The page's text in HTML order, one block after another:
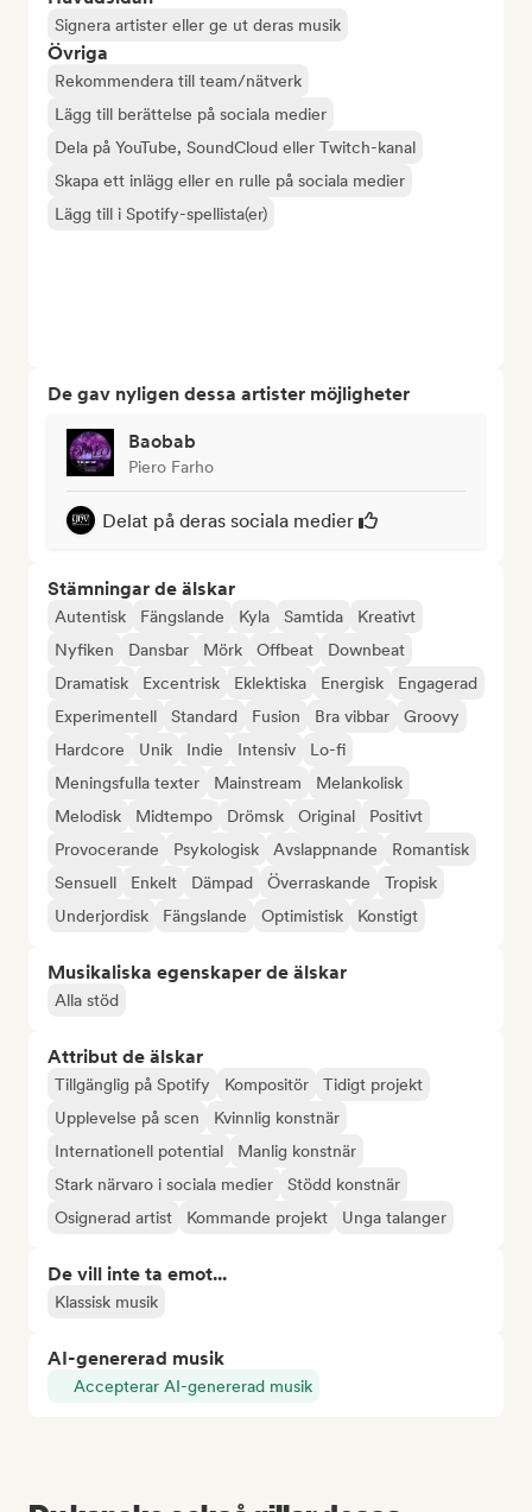
Signera artister eller ge ut deras musik
Övriga
Rekommendera till team/nätverk
Lägg till berättelse på sociala medier
Dela på YouTube, SoundCloud eller Twitch-kanal
Skapa ett inlägg eller en rulle på sociala medier
Lägg till i Spotify-spellista(er)
De gav nyligen dessa artister möjligheter
Baobab
Piero Farho
Delat på deras sociala medier
Stämningar de älskar
Autentisk Fängslande Kyla Samtida
Kreativt
Nyfiken
Dansbar Mörk Offbeat
Downbeat
Dramatisk
Excentrisk Eklektiska Energisk
Engagerad
Experimentell
Standard Fusion Bra vibbar
Groovy
Hardcore
Unik Indie Intensiv
Lo-fi
Meningsfulla texter
Mainstream
Melankolisk
Melodisk
Midtempo Drömsk Original
Positivt
Provocerande
Psykologisk Avslappnande
Romantisk
Sensuell
Enkelt Dämpad Överraskande
Tropisk
Underjordisk
Fängslande Optimistisk Konstigt
Musikaliska egenskaper de älskar
Alla stöd
Attribut de älskar
Tillgänglig på Spotify Kompositör
Tidigt projekt
Upplevelse på scen
Kvinnlig konstnär
Internationell potential
Manlig konstnär
Stark närvaro i sociala medier
Stödd konstnär
Osignerad artist
Kommande projekt Unga talanger
De vill inte ta emot...
Klassisk musik
AI-genererad musik
Accepterar AI-genererad musik